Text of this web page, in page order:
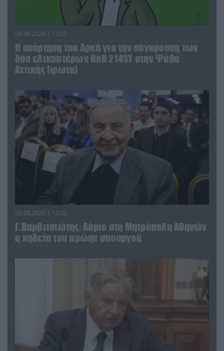
03.08.2026 | 12:02
Η ανάρτηση του Αρκά για την σύγκρουση των
δύο ελικοπτέρων Bell 214ST στην Ψάθα
Αττικής (φωτο)
03.08.2026 | 12:02
Γ.Βαρβιτσιώτης: Aύριο στη Μητρόπολη Αθηνών
η κηδεία του πρώην υπουργού